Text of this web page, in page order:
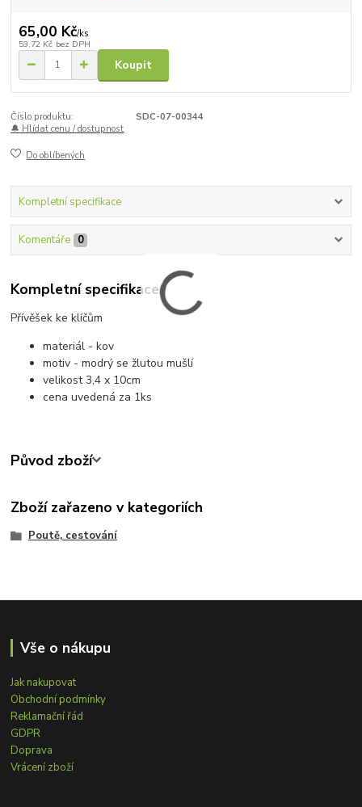
65,00 Kč/ks
53,72 Kč bez DPH
Koupit
Číslo produktu:
SDC-07-00344
🔔 Hlídat cenu / dostupnost
Do oblíbených
Kompletní specifikace
Komentáře 0
Kompletní specifikace
Přívěšek ke klíčům
materiál - kov
motiv - modrý se žlutou mušlí
velikost 3,4 x 10cm
cena uvedená za 1ks
Původ zboží
Zboží zařazeno v kategoriích
Poutě, cestování
Vše o nákupu
Jak nakupovat
Obchodní podmínky
Reklamační řád
GDPR
Doprava
Vrácení zboží